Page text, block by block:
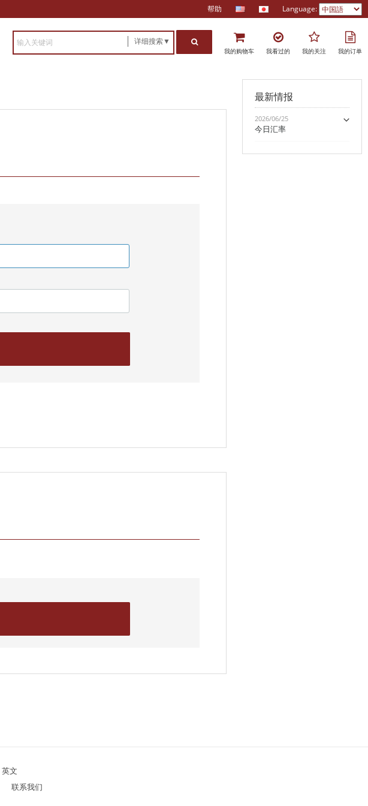
帮助 Language:
详细搜索▼
我的购物车 我看过的 我的关注 我的订单
最新情报
2026/06/25
今日汇率
英文
联系我们